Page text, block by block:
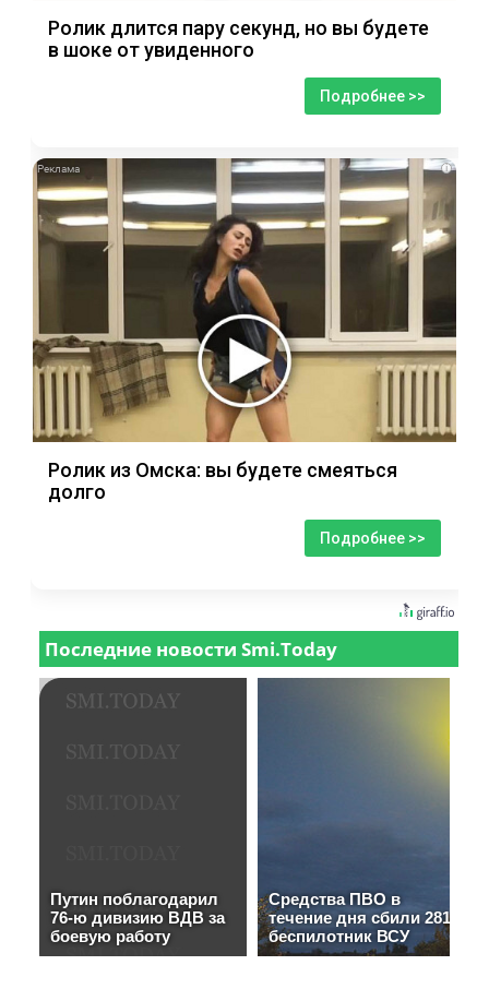
Ролик длится пару секунд, но вы будете
в шоке от увиденного
Подробнее >>
i
Ролик из Омска: вы будете смеяться
долго
Подробнее >>